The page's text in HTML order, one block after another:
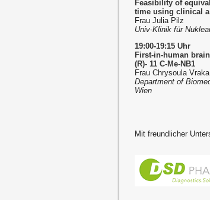
Feasibility of
time using clinical
Frau Julia Pilz
Univ-Klinik für
19:00-19:15 Uhr
First-in-human
(R)- 11 C-Me-NB1
Frau Chrysoula Vraka
Department of
Wien
Mit freundlicher